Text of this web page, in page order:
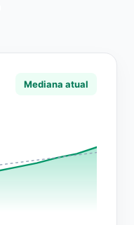
Mediana atual